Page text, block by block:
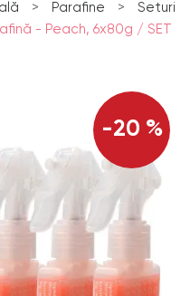
> Parafine >
Seturi
- Peach, 6x80g / SET
-20 %